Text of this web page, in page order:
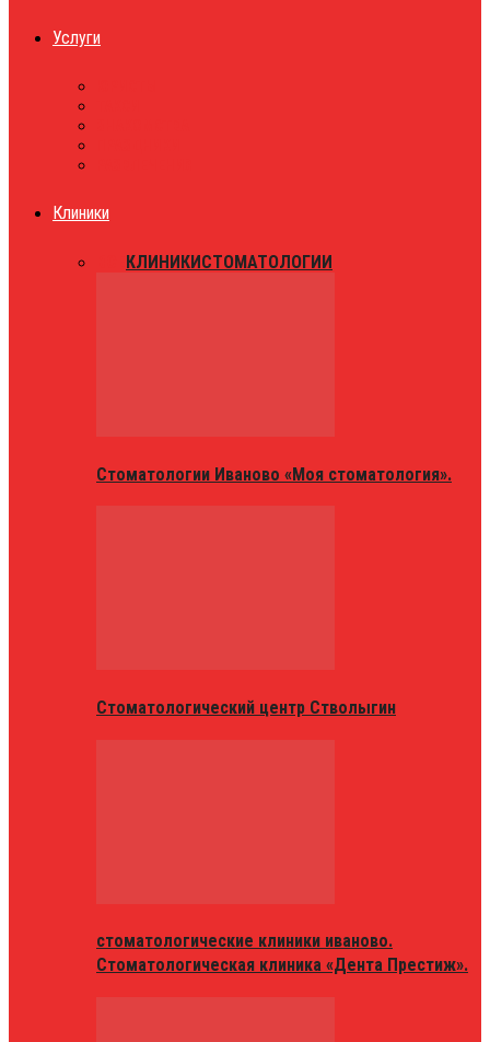
Услуги
Клиники
КЛИНИКИСТОМАТОЛОГИИ
Стоматологии Иваново «Моя стоматология».
Стоматологический центр Стволыгин
стоматологические клиники иваново.
Стоматологическая клиника «Дента Престиж».